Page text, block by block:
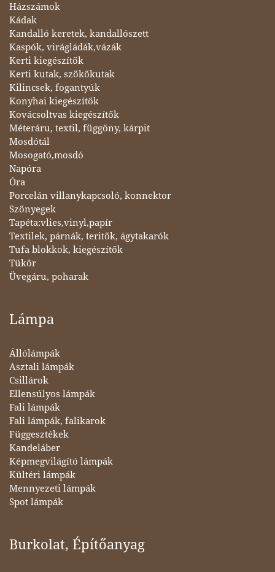
Házszámok
Kádak
Kandalló keretek, kandallószett
Kaspók, virágládák,vázák
Kerti kiegészítők
Kerti kutak, szökőkutak
Kilincsek, fogantyúk
Konyhai kiegészítők
Kovácsoltvas kiegészítők
Méteráru, textil, függöny, kárpit
Mosdótál
Mosogató,mosdó
Napóra
Óra
Porcelán villanykapcsoló, konnektor
Szőnyegek
Tapéta:vlies,vinyl,papír
Textilek, párnák, teritők, ágytakarók
Tufa blokkok, kiegészítők
Tükör
Üvegáru, poharak
Lámpa
Állólámpák
Asztali lámpák
Csillárok
Ellensúlyos lámpák
Fali lámpák
Fali lámpák, falikarok
Függesztékek
Kandeláber
Képmegvilágító lámpák
Kültéri lámpák
Mennyezeti lámpák
Spot lámpák
Burkolat, Építőanyag